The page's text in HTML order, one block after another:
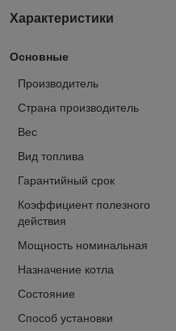
Характеристики
Основные
Производитель
Страна производитель
Вес
Вид топлива
Гарантийный срок
Коэффициент полезного
действия
Мощность номинальная
Назначение котла
Состояние
Способ установки